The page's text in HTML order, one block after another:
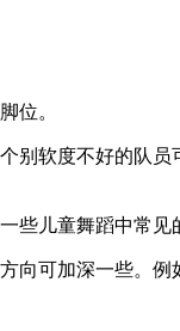
位。
别软度不好的队
些儿童舞蹈中常见
可加深一些。